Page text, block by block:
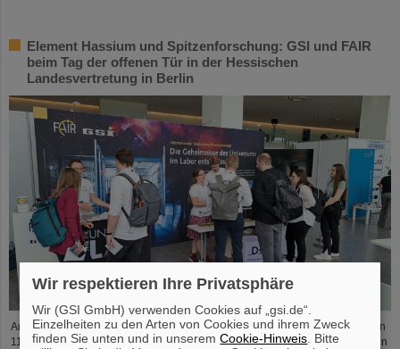
Element Hassium und Spitzenforschung: GSI und FAIR
beim Tag der offenen Tür in der Hessischen
Landesvertretung in Berlin
Am Freitag, den 3. Oktober, lädt die Hessische Landesvertretung in Berlin von
11:00 bis 18:00 Uhr zum Tag der offenen Tür ein. Besucher*innen erwartet ein
Wir respektieren Ihre Privatsphäre
Wir (GSI GmbH) verwenden Cookies auf „gsi.de“.
Einzelheiten zu den Arten von Cookies und ihrem Zweck
finden Sie unten und in unseremCookie-Hinweis . Bitte